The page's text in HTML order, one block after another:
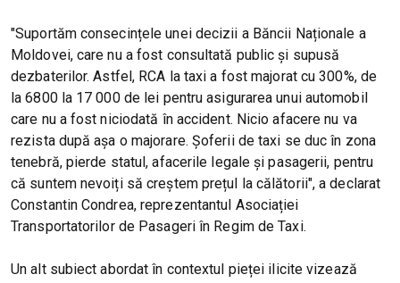
"Suportăm consecințele unei decizii a Băncii Naționale a
Moldovei, care nu a fost consultată public și supusă
dezbaterilor. Astfel, RCA la taxi a fost majorat cu 300%, de
la 6800 la 17 000 de lei pentru asigurarea unui automobil
care nu a fost niciodată în accident. Nicio afacere nu va
rezista după așa o majorare. Șoferii de taxi se duc în zona
tenebră, pierde statul, afacerile legale și pasagerii, pentru
că suntem nevoiți să creștem prețul la călătorii", a declarat
Constantin Condrea, reprezentantul Asociației
Transportatorilor de Pasageri în Regim de Taxi.
Un alt subiect abordat în contextul pieței ilicite vizează